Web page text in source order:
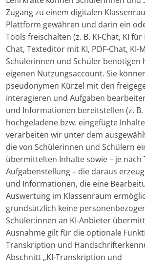
Zugang zu einem digitalen
Plattform gewähren und darin ein
Tools freischalten (z. B. KI-Chat, KI
Chat, Texteditor mit KI, PDF-Chat, KI-
Schülerinnen und Schüler benötigen
eigenen Nutzungsaccount. Sie
pseudonymen Kürzel mit den
interagieren und Aufgaben
und Informationen bereitstellen (z. B.
hochgeladene bzw. eingefügte
verarbeiten wir unter dem
die von Schülerinnen und Schülern
übermittelten Inhalte sowie – je nach
Aufgabenstellung – die daraus
und Informationen, die eine
Auswertung im Klassenraum
grundsätzlich keine
Schüler:innen an KI-Anbieter
Ausnahme gilt für die optionale
Transkription und
Abschnitt „KI-Transkription und